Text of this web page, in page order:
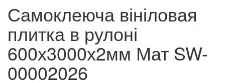
Самоклеюча вініловая
плитка в рулоні
600х3000х2мм Мат SW-
00002026